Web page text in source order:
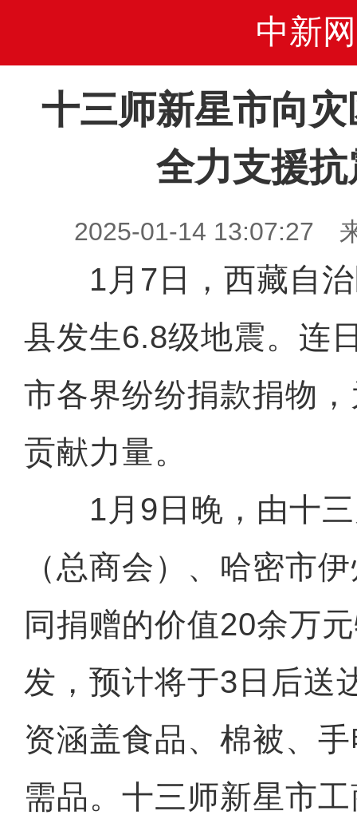
中新网
十三师新星市向
全力支援
2025-01-14 13:07:27
1月7日，西藏自治
县发生6.8级地震。连
市各界纷纷捐款捐物
贡献力量。
1月9日晚，由十三
（总商会）、哈密市
同捐赠的价值20余万
发，预计将于3日后送
资涵盖食品、棉被、
需品。十三师新星市